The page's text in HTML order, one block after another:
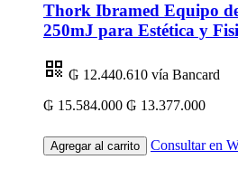
Thork Ibramed Equipo
250mJ para Estética y
₲ 12.440.610 vía Bancard
₲ 15.584.000 ₲ 13.377.000
Agregar al carrito Consultar en